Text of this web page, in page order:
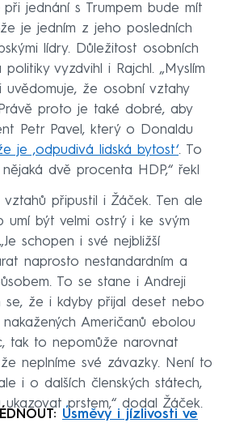
jednání s Trumpem bude mít
je jedním z jeho posledních
lídry. Důležitost osobních
vyzdvihl i Rajchl. „Myslím
uvědomuje, že osobní vztahy
proto je také dobré, aby
Petr Pavel, který o Donaldu
je ‚odpudivá lidská bytost‘. To
dvě procenta HDP,“ řekl
připustil i Žáček. Ten ale
umí být velmi ostrý i ke svým
schopen i své nejbližší
naprosto nestandardním a
To se stane i Andreji
se, že i kdyby přijal deset nebo
Američanů ebolou
tak to nepomůže narovnat
neplníme své závazky. Není to
i o dalších členských státech,
prstem,“ dodal Žáček.
Úsměvy i jízlivosti ve